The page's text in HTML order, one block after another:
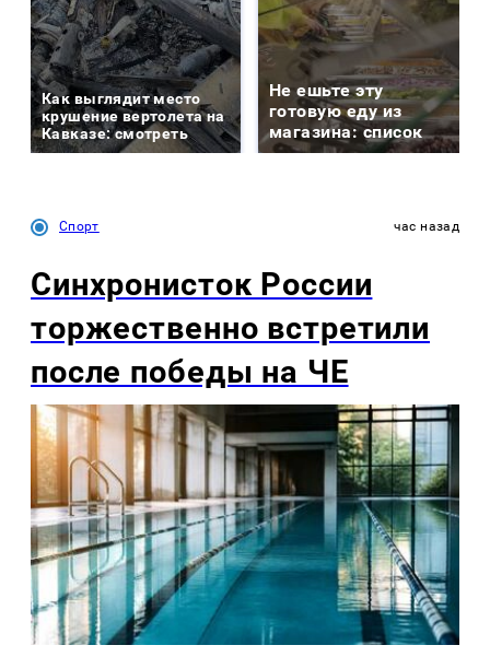
Как выглядит место
крушение вертолета на
Кавказе: смотреть
Не ешьте эту
готовую еду из
магазина: список
Спорт час назад
Синхронисток России
торжественно встретили
после победы на ЧЕ